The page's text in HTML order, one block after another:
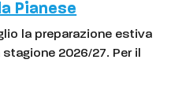
Pianese
la preparazione estiva
2026/27. Per il